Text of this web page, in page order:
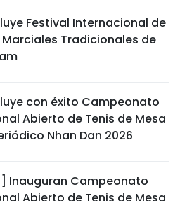
Festival Internacional de
Tradicionales de
con éxito Campeonato
Abierto de Tenis de Mesa
Nhan Dan 2026
Inauguran Campeonato
Abierto de Tenis de Mesa